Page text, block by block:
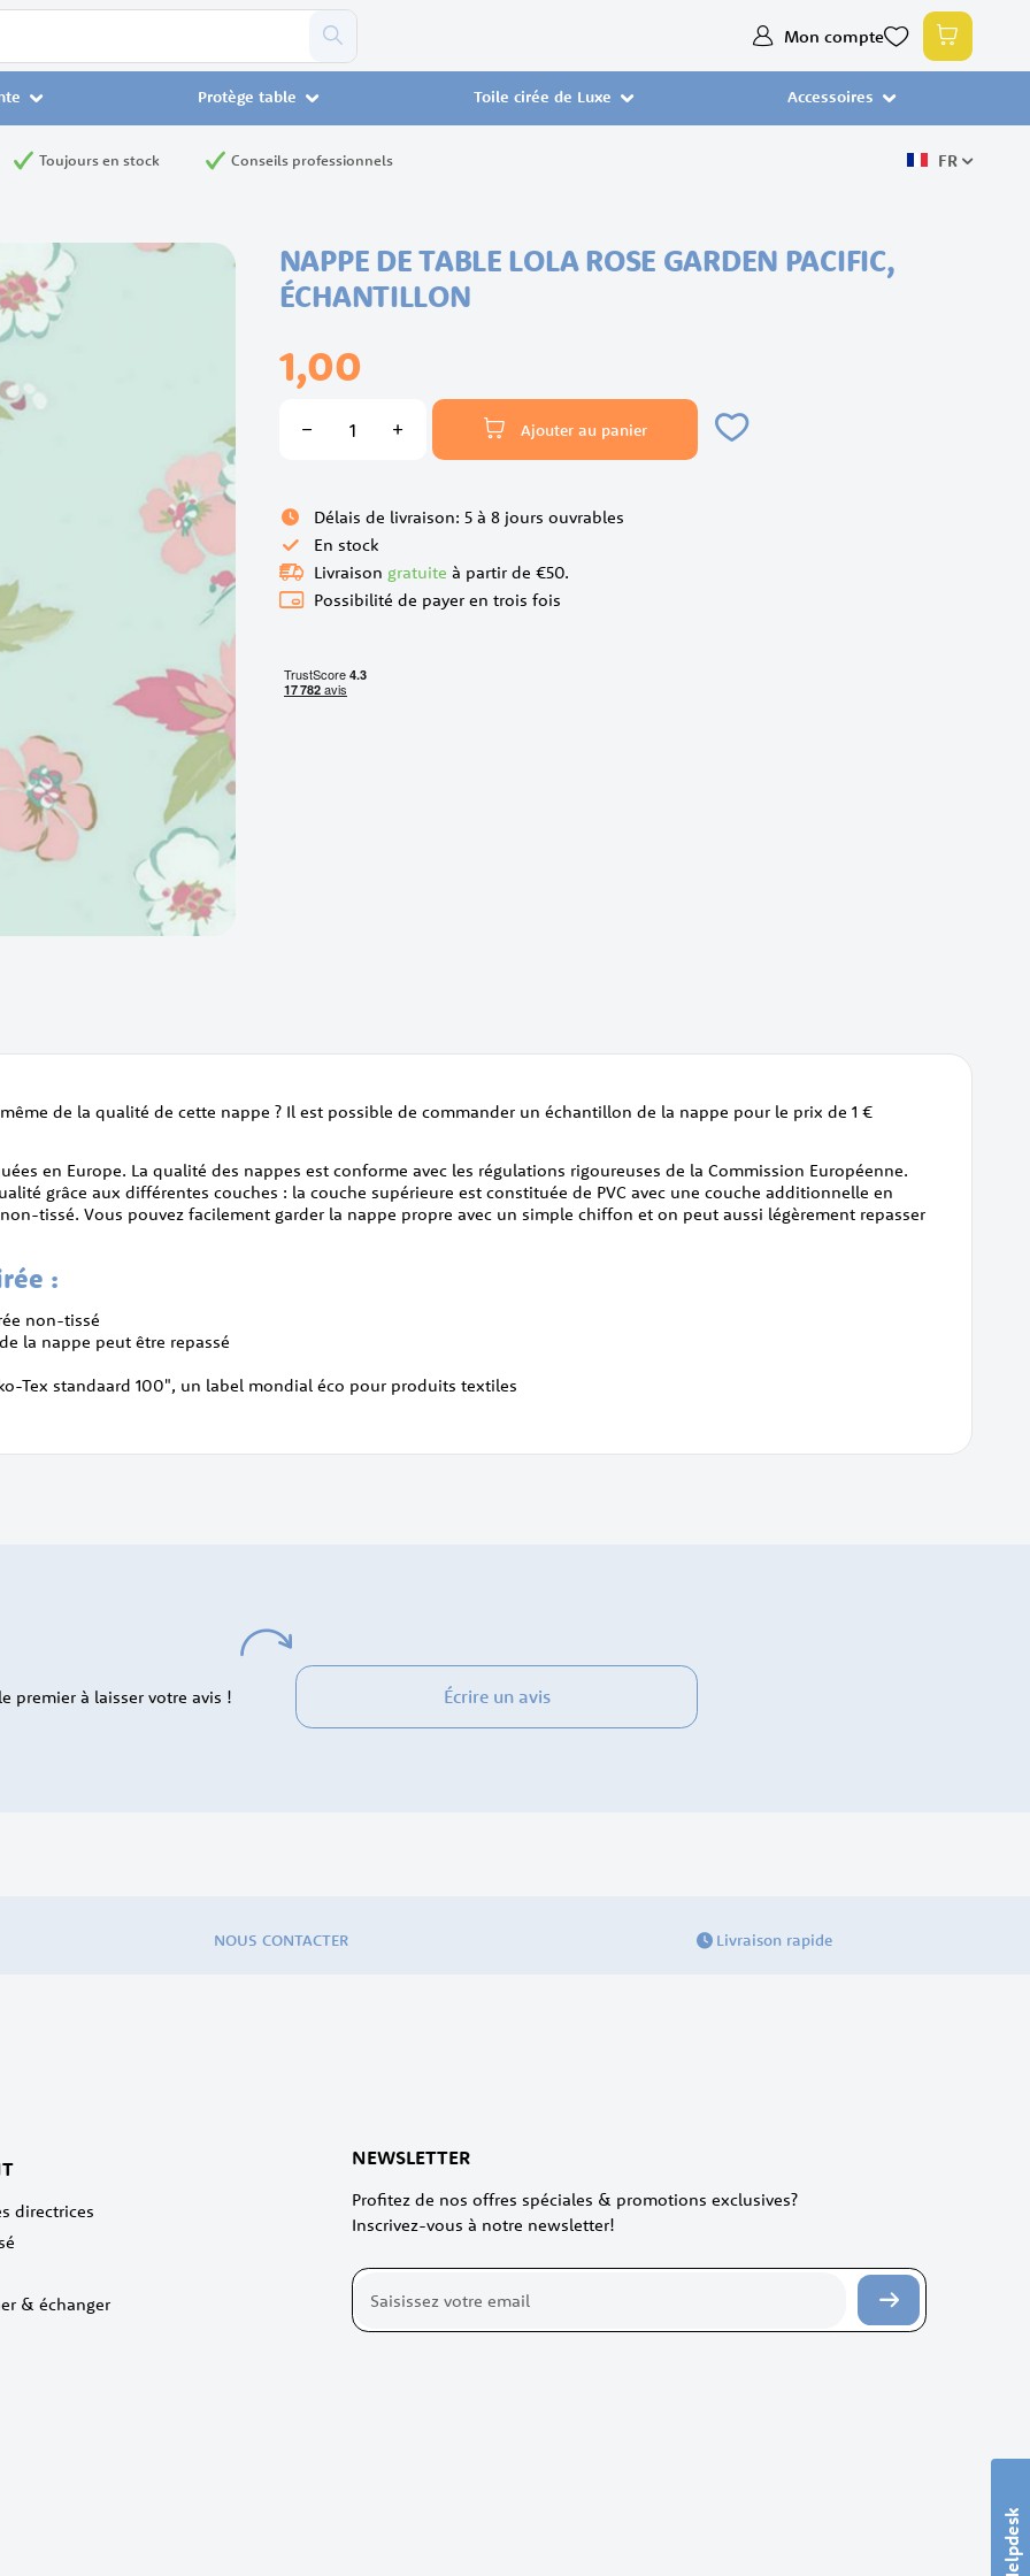
Mon compte
Allez
Mon
Protège table Toile cirée de Luxe Accessoires
Toujours en stock Conseils professionnels FR
NAPPE DE TABLE LOLA ROSE GARDEN PACIFIC,
ÉCHANTILLON
1,00
Ajouter au panier
Délais de livraison: 5 à 8 jours ouvrables
En stock
Livraison gratuite à partir de €50.
Possibilité de payer en trois fois
de la qualité de cette nappe ? Il est possible de commander un échantillon de la nappe pour le prix de 1 €
en Europe. La qualité des nappes est conforme avec les régulations rigoureuses de la Commission Européenne.
grâce aux différentes couches : la couche supérieure est constituée de PVC avec une couche additionnelle en
tissé. Vous pouvez facilement garder la nappe propre avec un simple chiffon et on peut aussi légèrement repasser
:
non-tissé
la nappe peut être repassé
Tex standaard 100", un label mondial éco pour produits textiles
Helpdesk
Écrire un avis
premier à laisser votre avis !
NOUS CONTACTER Livraison rapide
NEWSLETTER
Profitez de nos offres spéciales & promotions exclusives?
Inscrivez-vous à notre newsletter!
Inscription
notre
directrices
& échanger